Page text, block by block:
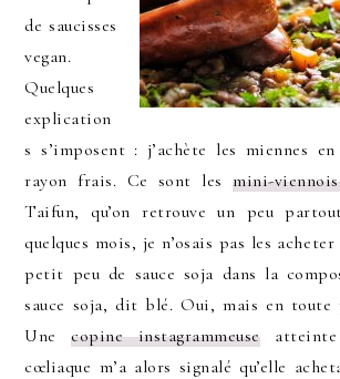
de saucisses
vegan.
Quelques
explication
s s’imposent : j’achète les miennes
rayon frais. Ce sont lesmini-
Taifun, qu’on retrouve un peu
quelques mois, je n’osais pas les
petit peu de sauce soja dans la
sauce soja, dit blé. Oui, mais en
Unecopine instagrammeuseatteinte
cœliaque m’a alors signalé qu’elle